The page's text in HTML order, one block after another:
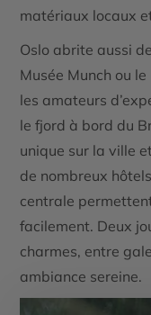
matériaux locaux
Oslo abrite aussi
Musée Munch ou
les amateurs
le fjord à bord du
unique sur la ville
de nombreux
centrale
facilement. Deux
charmes, entre
ambiance sereine.